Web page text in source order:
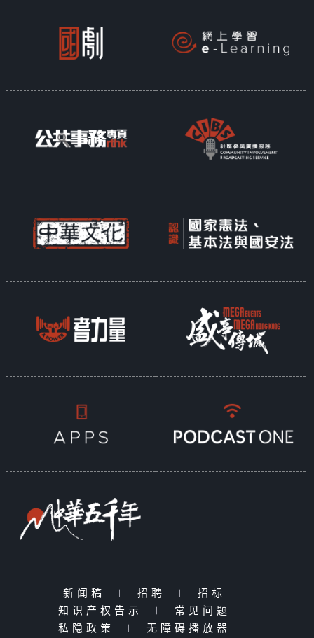
新闻稿 | 招聘 | 招标
|
知识产权告示
| 常见问题
|
私隐政策
| 无障碍播放器 |